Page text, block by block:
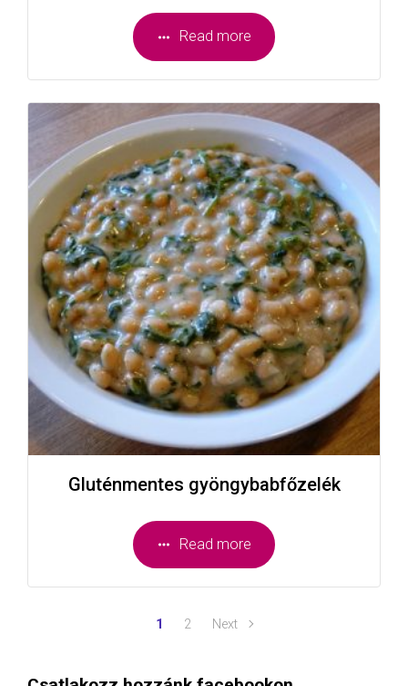
Read more
Gluténmentes gyöngybabfőzelék
Read more
1 2 Next